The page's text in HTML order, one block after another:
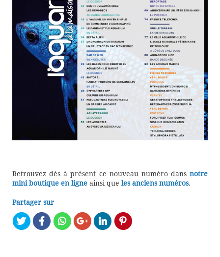
Retrouvez dès à présent ce nouveau numéro dans notre
mini boutique en ligne ainsi que les anciens numéros.
Partager sur